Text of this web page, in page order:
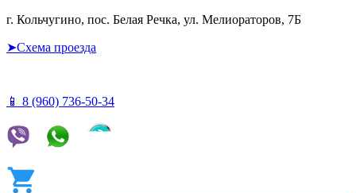
г. Кольчугино, пос. Белая Речка, ул. Мелиораторов, 7Б
➤Схема проезда
📱 8 (960) 736-50-34